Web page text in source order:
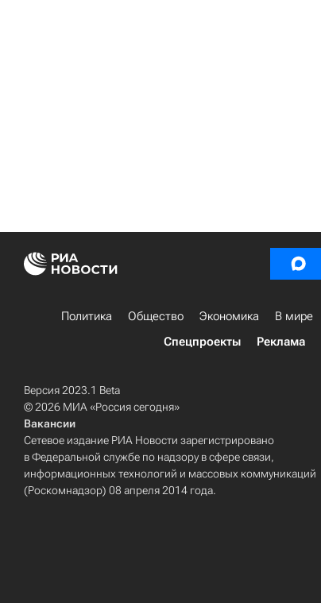
Политика Общество Экономика В мире
Спецпроекты
Реклама
Версия 2023.1 Beta
© 2026 МИА «Россия сегодня»
Вакансии
Сетевое издание РИА Новости зарегистрировано
в Федеральной службе по надзору в сфере связи,
информационных технологий и массовых коммуникаций
(Роскомнадзор) 08 апреля 2014 года.